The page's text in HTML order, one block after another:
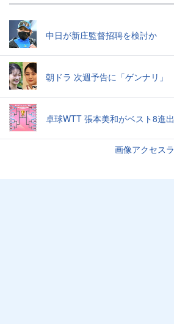
中日が新庄監督招聘を検討か
朝ドラ 次週予告に「ゲンナリ」
卓球WTT 張本美和がベスト8進出
画像アクセス